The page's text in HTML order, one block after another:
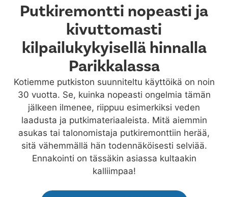
Putkiremontti nopeasti ja
kivuttomasti
kilpailukykyisellä hinnalla
Parikkalassa
Kotiemme putkiston suunniteltu käyttöikä on noin
30 vuotta. Se, kuinka nopeasti ongelmia tämän
jälkeen ilmenee, riippuu esimerkiksi veden
laadusta ja putkimateriaaleista. Mitä aiemmin
asukas tai talonomistaja putkiremonttiin herää,
sitä vähemmällä hän todennäköisesti selviää.
Ennakointi on tässäkin asiassa kultaakin
kalliimpaa!